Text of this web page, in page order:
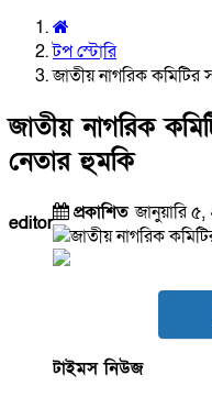
টপ স্টোরি
জাতীয় নাগরিক
জাতীয় নাগরিক
নেতার হুমকি
editor প্রকাশিতজানুয়ারি
টাইমস নিউজ